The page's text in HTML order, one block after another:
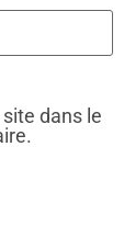
dans le